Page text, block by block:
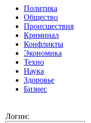
Политика
Общество
Происшествия
Криминал
Конфликты
Экономика
Техно
Наука
Здоровье
Бизнес
Логин: